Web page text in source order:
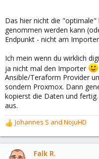
Das hier nicht die "optimale"
genommen werden kann
Endpunkt - nicht am
Ich mein wenn du wirklich
ja nicht mal den Importer
Ansible/Teraform Provider
sondern Proxmox. Dann
kopierst die Daten und
aus.
R
e
a
Johannes S and NojuHD
Falk R.